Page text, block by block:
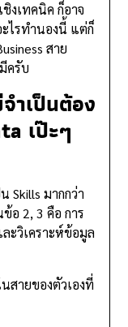
ชิงเทคนิค ก็อาจ
ะไรทำนองนี้ แต่ก็
สาย
ครับ
ำเป็นต้อง
เป๊ะๆ
Skills มากกว่า
อ 2, 3 คือ การ
ะวิเคราะห์ข้อมูล
สายของตัวเองที่